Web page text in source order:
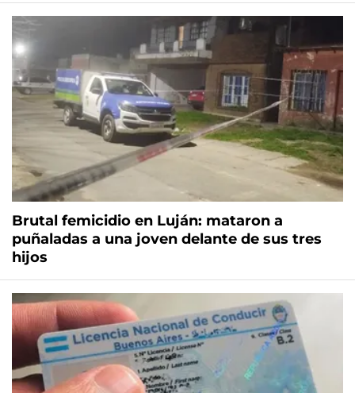
Brutal femicidio en Luján: mataron a
puñaladas a una joven delante de sus tres
hijos